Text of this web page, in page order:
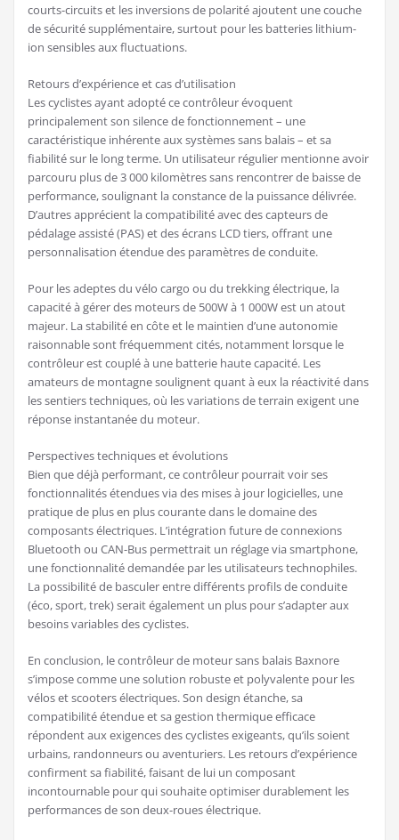
courts-circuits et les inversions de polarité ajoutent une couche
de sécurité supplémentaire, surtout pour les batteries lithium-
ion sensibles aux fluctuations.
Retours d’expérience et cas d’utilisation
Les cyclistes ayant adopté ce contrôleur évoquent
principalement son silence de fonctionnement – une
caractéristique inhérente aux systèmes sans balais – et sa
fiabilité sur le long terme. Un utilisateur régulier mentionne avoir
parcouru plus de 3 000 kilomètres sans rencontrer de baisse de
performance, soulignant la constance de la puissance délivrée.
D’autres apprécient la compatibilité avec des capteurs de
pédalage assisté (PAS) et des écrans LCD tiers, offrant une
personnalisation étendue des paramètres de conduite.
Pour les adeptes du vélo cargo ou du trekking électrique, la
capacité à gérer des moteurs de 500W à 1 000W est un atout
majeur. La stabilité en côte et le maintien d’une autonomie
raisonnable sont fréquemment cités, notamment lorsque le
contrôleur est couplé à une batterie haute capacité. Les
amateurs de montagne soulignent quant à eux la réactivité dans
les sentiers techniques, où les variations de terrain exigent une
réponse instantanée du moteur.
Perspectives techniques et évolutions
Bien que déjà performant, ce contrôleur pourrait voir ses
fonctionnalités étendues via des mises à jour logicielles, une
pratique de plus en plus courante dans le domaine des
composants électriques. L’intégration future de connexions
Bluetooth ou CAN-Bus permettrait un réglage via smartphone,
une fonctionnalité demandée par les utilisateurs technophiles.
La possibilité de basculer entre différents profils de conduite
(éco, sport, trek) serait également un plus pour s’adapter aux
besoins variables des cyclistes.
En conclusion, le contrôleur de moteur sans balais Baxnore
s’impose comme une solution robuste et polyvalente pour les
vélos et scooters électriques. Son design étanche, sa
compatibilité étendue et sa gestion thermique efficace
répondent aux exigences des cyclistes exigeants, qu’ils soient
urbains, randonneurs ou aventuriers. Les retours d’expérience
confirment sa fiabilité, faisant de lui un composant
incontournable pour qui souhaite optimiser durablement les
performances de son deux-roues électrique.